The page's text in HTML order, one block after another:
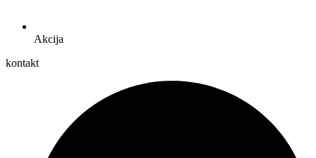
Akcija
kontakt